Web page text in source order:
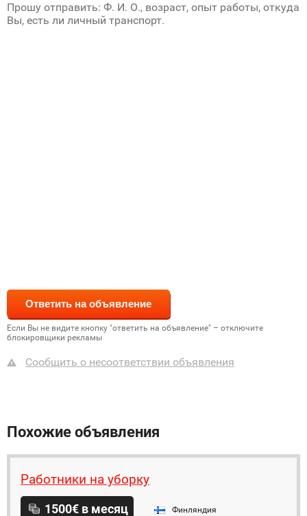
Прошу отправить: Ф. И. О., возраст, опыт работы, откуда
Вы, есть ли личный транспорт.
Если Вы не видите кнопку "ответить на объявление" – отключите
блокировщики рекламы
Сообщить о несоответствии объявления
Похожие объявления
Работники на уборку
1500€ в месяц Финляндия